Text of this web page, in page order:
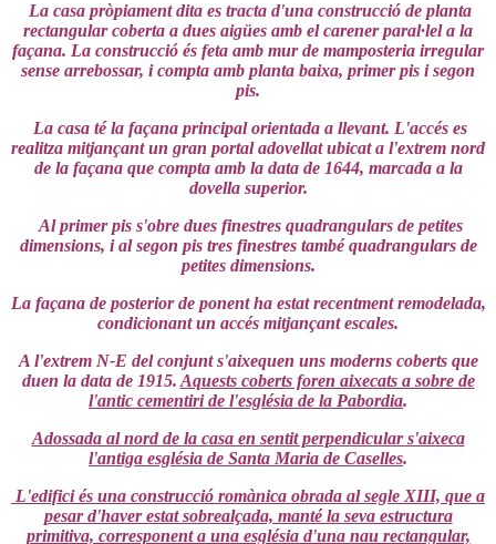
La casa pròpiament dita es tracta d'una construcció de planta
rectangular coberta a dues aigües amb el carener paral·lel a la
façana. La construcció és feta amb mur de mamposteria irregular
sense arrebossar, i compta amb planta baixa, primer pis i segon
pis.
La casa té la façana principal orientada a llevant. L'accés es
realitza mitjançant un gran portal adovellat ubicat a l'extrem nord
de la façana que compta amb la data de 1644, marcada a la
dovella superior.
Al primer pis s'obre dues finestres quadrangulars de petites
dimensions, i al segon pis tres finestres també quadrangulars de
petites dimensions.
La façana de posterior de ponent ha estat recentment remodelada,
condicionant un accés mitjançant escales.
A l'extrem N-E del conjunt s'aixequen uns moderns coberts que
duen la data de 1915. Aquests coberts foren aixecats a sobre de
l'antic cementiri de l'església de la Pabordia.
Adossada al nord de la casa en sentit perpendicular s'aixeca
l'antiga església de Santa Maria de Caselles.
L'edifici és una construcció romànica obrada al segle XIII, que a
pesar d'haver estat sobrealçada, manté la seva estructura
primitiva, corresponent a una església d'una nau rectangular,